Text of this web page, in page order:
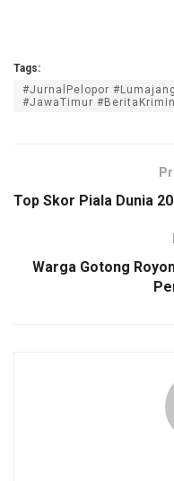
Tags:
#JurnalPelopor
#JawaTimur
Top Skor Piala Dunia
Warga Gotong